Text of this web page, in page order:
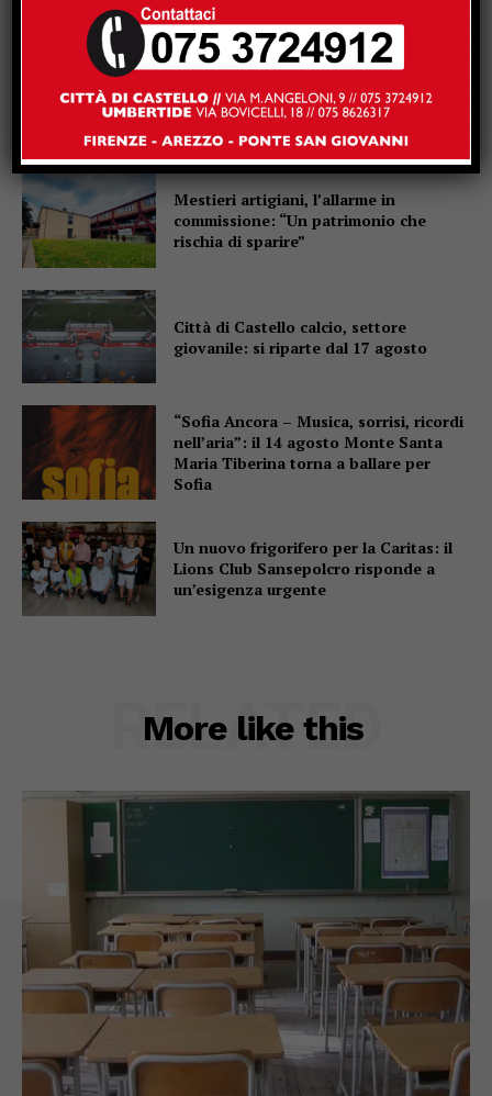
Dimensionamento scolastico in
recepimento della sentenza TAR, ma i
ritardi rischiano di far saltare l’avvio
delle scuole”
Mestieri artigiani, l’allarme in
commissione: “Un patrimonio che
rischia di sparire”
Città di Castello calcio, settore
giovanile: si riparte dal 17 agosto
“Sofia Ancora – Musica, sorrisi, ricordi
nell’aria”: il 14 agosto Monte Santa
Maria Tiberina torna a ballare per
Sofia
Un nuovo frigorifero per la Caritas: il
Lions Club Sansepolcro risponde a
un’esigenza urgente
More like this
RELATED